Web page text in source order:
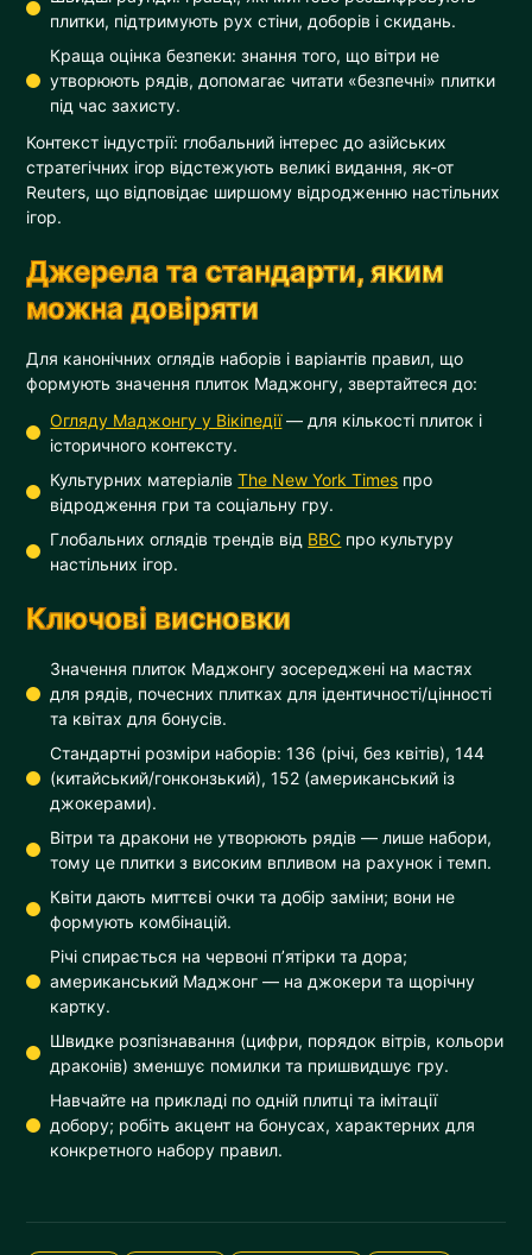
плитки, підтримують рух стіни, доборів і скидань.
Краща оцінка безпеки: знання того, що вітри не
утворюють рядів, допомагає читати «безпечні» плитки
під час захисту.
Контекст індустрії: глобальний інтерес до азійських
стратегічних ігор відстежують великі видання, як-от
Reuters, що відповідає ширшому відродженню настільних
ігор.
Джерела та стандарти, яким
можна довіряти
Для канонічних оглядів наборів і варіантів правил, що
формують значення плиток Маджонгу, звертайтеся до:
Огляду Маджонгу у Вікіпедії— для кількості плиток і
історичного контексту.
Культурних матеріалівThe New York Times про
відродження гри та соціальну гру.
Глобальних оглядів трендів від BBC про культуру
настільних ігор.
Ключові висновки
Значення плиток Маджонгу зосереджені на мастях
для рядів, почесних плитках для ідентичності/цінності
та квітах для бонусів.
Стандартні розміри наборів: 136 (річі, без квітів), 144
(китайський/гонконзький), 152 (американський із
джокерами).
Вітри та дракони не утворюють рядів — лише набори,
тому це плитки з високим впливом на рахунок і темп.
Квіти дають миттєві очки та добір заміни; вони не
формують комбінацій.
Річі спирається на червоні п’ятірки та дора;
американський Маджонг — на джокери та щорічну
картку.
Швидке розпізнавання (цифри, порядок вітрів, кольори
драконів) зменшує помилки та пришвидшує гру.
Навчайте на прикладі по одній плитці та імітації
добору; робіть акцент на бонусах, характерних для
конкретного набору правил.